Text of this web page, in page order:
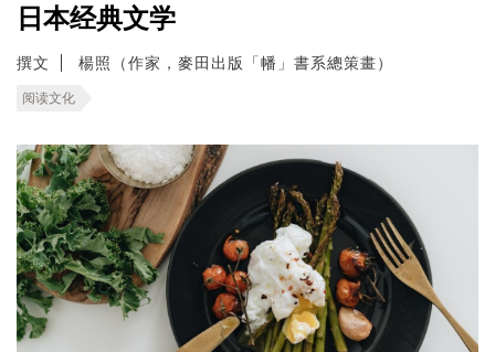
日本经典文学
撰文 楊照（作家，麥田出版「幡」書系總策畫）
阅读文化